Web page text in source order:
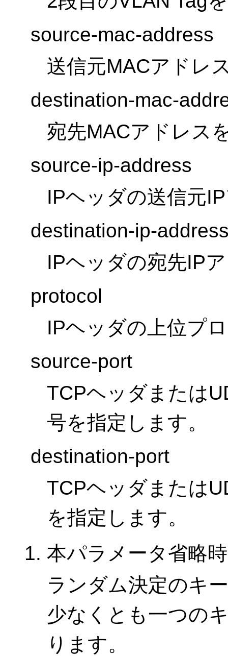
source-mac-address
送信元MACアドレ
destination-mac-
宛先MACアドレス
source-ip-address
IPヘッダの送信元
destination-ip-
IPヘッダの宛先IP
protocol
IPヘッダの上位プ
source-port
TCPヘッダまたは
号を指定します。
destination-port
TCPヘッダまたは
を指定します。
本パラメータ省略
ランダム決定のキ
少なくとも一つの
ります。